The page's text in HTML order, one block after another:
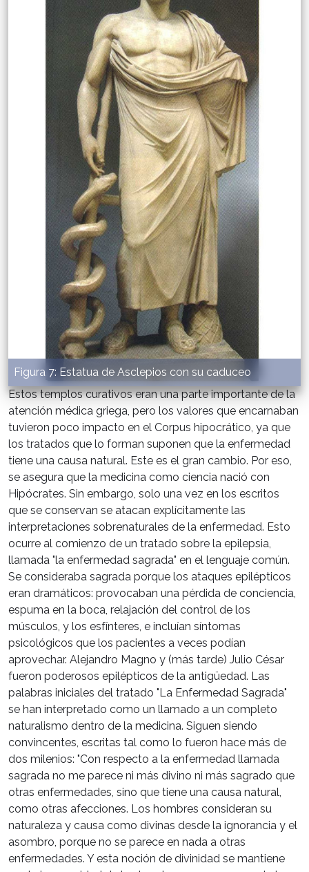
Figura 7: Estatua de Asclepios con su caduceo
Estos templos curativos eran una parte importante de la
atención médica griega, pero los valores que encarnaban
tuvieron poco impacto en el Corpus hipocrático, ya que
los tratados que lo forman suponen que la enfermedad
tiene una causa natural. Este es el gran cambio. Por eso,
se asegura que la medicina como ciencia nació con
Hipócrates. Sin embargo, solo una vez en los escritos
que se conservan se atacan explícitamente las
interpretaciones sobrenaturales de la enfermedad. Esto
ocurre al comienzo de un tratado sobre la epilepsia,
llamada "la enfermedad sagrada" en el lenguaje común.
Se consideraba sagrada porque los ataques epilépticos
eran dramáticos: provocaban una pérdida de conciencia,
espuma en la boca, relajación del control de los
músculos, y los esfínteres, e incluían síntomas
psicológicos que los pacientes a veces podían
aprovechar. Alejandro Magno y (más tarde) Julio César
fueron poderosos epilépticos de la antigüedad. Las
palabras iniciales del tratado "La Enfermedad Sagrada"
se han interpretado como un llamado a un completo
naturalismo dentro de la medicina. Siguen siendo
convincentes, escritas tal como lo fueron hace más de
dos milenios: "Con respecto a la enfermedad llamada
sagrada no me parece ni más divino ni más sagrado que
otras enfermedades, sino que tiene una causa natural,
como otras afecciones. Los hombres consideran su
naturaleza y causa como divinas desde la ignorancia y el
asombro, porque no se parece en nada a otras
enfermedades. Y esta noción de divinidad se mantiene